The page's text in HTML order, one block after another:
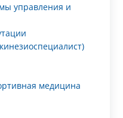
управления и
медицина